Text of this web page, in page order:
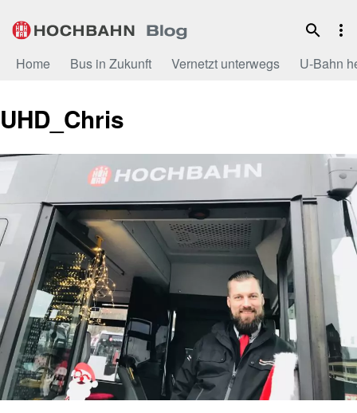
Inhalt
Home Bus in Zukunft Vernetzt unterwegs U-Bahn
UHD_Chris